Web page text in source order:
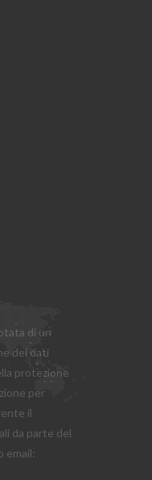
di un
dei dati
protezione
per
il
da parte del
email: